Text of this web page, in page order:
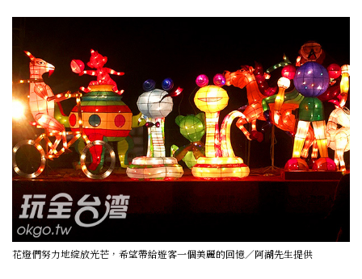
花燈們努力地綻放光芒，希望帶給遊客一個美麗的回憶／阿湖先生提供